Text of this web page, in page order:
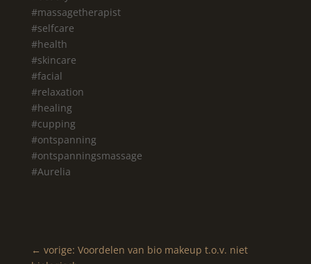
#massagetherapist
#selfcare
#health
#skincare
#facial
#relaxation
#healing
#cupping
#ontspanning
#ontspanningsmassage
#Aurelia
← vorige: Voordelen van bio makeup t.o.v. niet